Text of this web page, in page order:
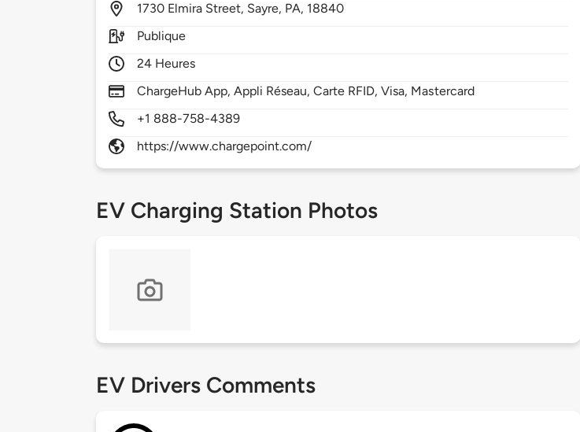
1730 Elmira Street, Sayre, PA, 18840
Publique
24 Heures
ChargeHub App, Appli Réseau, Carte RFID, Visa, Mastercard
+1 888-758-4389
https://www.chargepoint.com/
EV Charging Station Photos
EV Drivers Comments